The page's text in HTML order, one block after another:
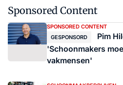
Sponsored Content
SPONSORED CONTENT
GESPONSORD
Pim
'Schoonmakers
vakmensen'